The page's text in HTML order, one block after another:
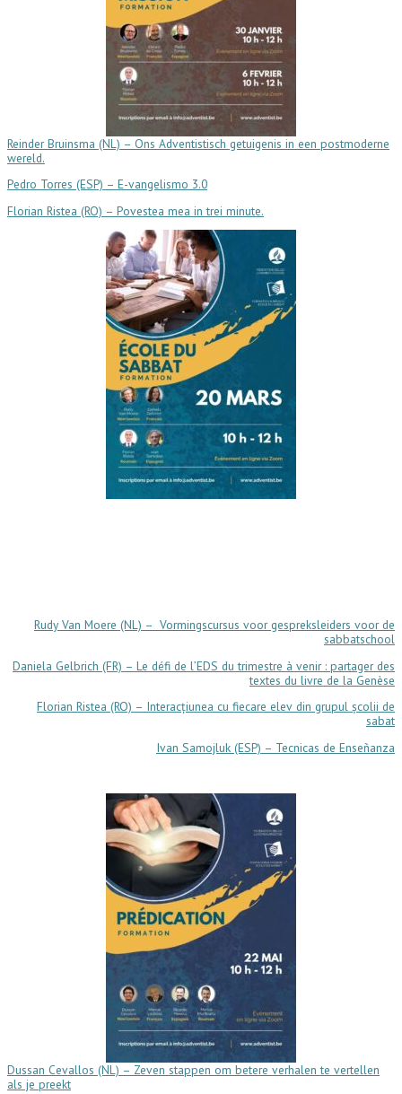
Reinder Bruinsma (NL) – Ons Adventistisch getuigenis in een postmoderne
wereld.
Pedro Torres (ESP) – E-vangelismo 3.0
Florian Ristea (RO) – Povestea mea in trei minute.
Rudy Van Moere (NL) – Vormingscursus voor gespreksleiders voor de
sabbatschool
Daniela Gelbrich (FR) – Le défi de l’EDS du trimestre à venir : partager des
textes du livre de la Genèse
Florian Ristea (RO) – Interacțiunea cu fiecare elev din grupul școlii de
sabat
Ivan Samojluk (ESP) – Tecnicas de Enseñanza
Dussan Cevallos (NL) – Zeven stappen om betere verhalen te vertellen
als je preekt